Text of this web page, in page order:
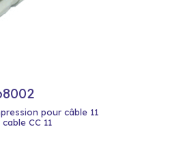
pour câble 11
CC 11